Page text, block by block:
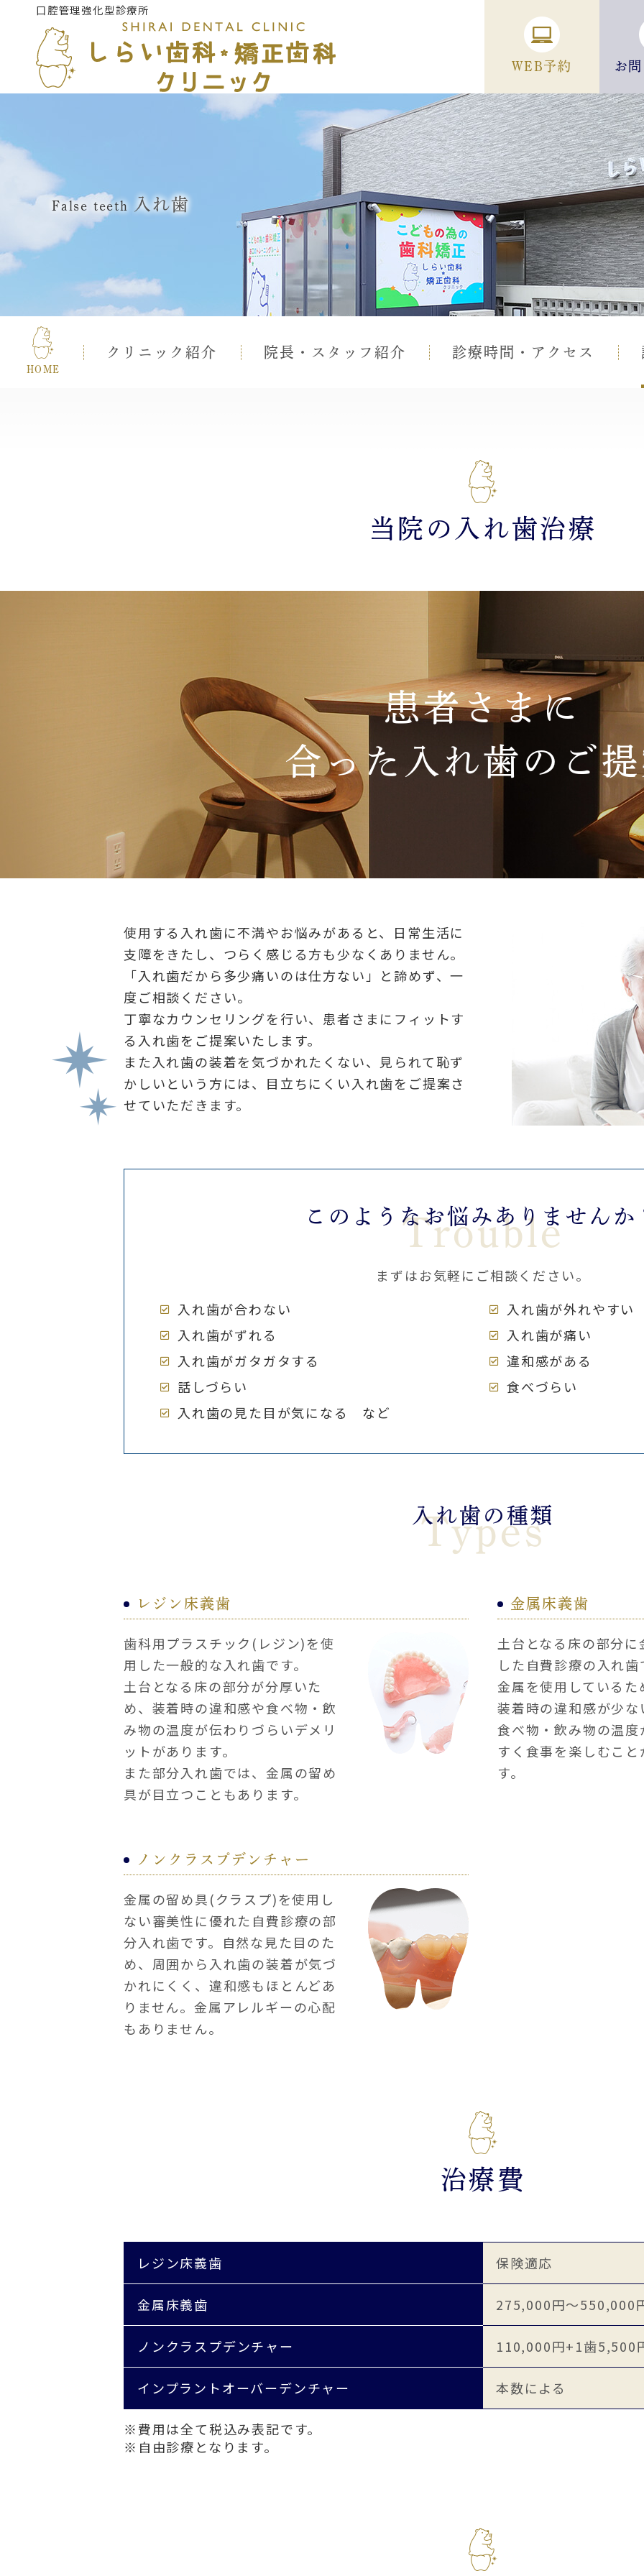
口腔管理強化型診療所
WEB予約 お
False teeth 入れ歯
HOME
クリニック紹介 院長・スタッフ紹介 診療時間・アクセス
当院の入れ歯治療
患者さまに
合った入れ歯のご
使用する入れ歯に不満やお悩みがあると、日常生活に
支障をきたし、つらく感じる方も少なくありません。
「入れ歯だから多少痛いのは仕方ない」と諦めず、一
度ご相談ください。
丁寧なカウンセリングを行い、患者さまにフィットす
る入れ歯をご提案いたします。
また入れ歯の装着を気づかれたくない、見られて恥ず
かしいという方には、目立ちにくい入れ歯をご提案さ
せていただきます。
このようなお悩み ありませんか
Trouble
まずはお気軽にご相談ください。
入れ歯が合わない
入れ歯が外れやすい
入れ歯がずれる
入れ歯が痛い
入れ歯がガタガタする
違和感がある
話しづらい
食べづらい
入れ歯の見た目が気になる など
入れ歯の種類
Types
レジン床義歯
歯科用プラスチック(レジン)を使
用した一般的な入れ歯です。
土台となる床の部分が分厚いた
め、装着時の違和感や食べ物・飲
み物の温度が伝わりづらいデメリ
ットがあります。
また部分入れ歯では、金属の留め
具が目立つこともあります。
金属床義歯
土台となる床の部分
した自費診療の入れ歯
金属を使用しているた
装着時の違和感が少な
食べ物・飲み物の温
すく食事を楽しむこ
す。
ノンクラスプデンチャー
金属の留め具(クラスプ)を使用し
ない審美性に優れた自費診療の部
分入れ歯です。自然な見た目のた
め、周囲から入れ歯の装着が気づ
かれにくく、違和感もほとんどあ
りません。金属アレルギーの心配
もありません。
治療費
レジン床義歯 保険適応
金属床義歯 275,000円～550,000
ノンクラスプデンチャー 110,000円+1歯5,500
インプラントオーバーデンチャー 本数による
※費用は全て税込み表記です。
※自由診療となります。